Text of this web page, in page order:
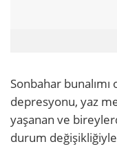
Sonbahar
depresyonu, yaz
yaşanan ve
durum